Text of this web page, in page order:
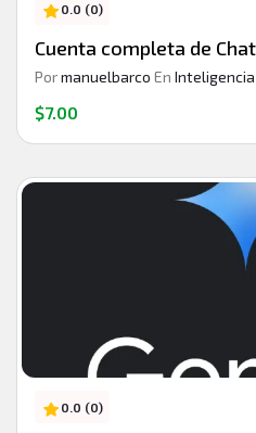
0.0 (0)
Cuenta completa de
Pormanuelbarco En
$7.00
0.0 (0)